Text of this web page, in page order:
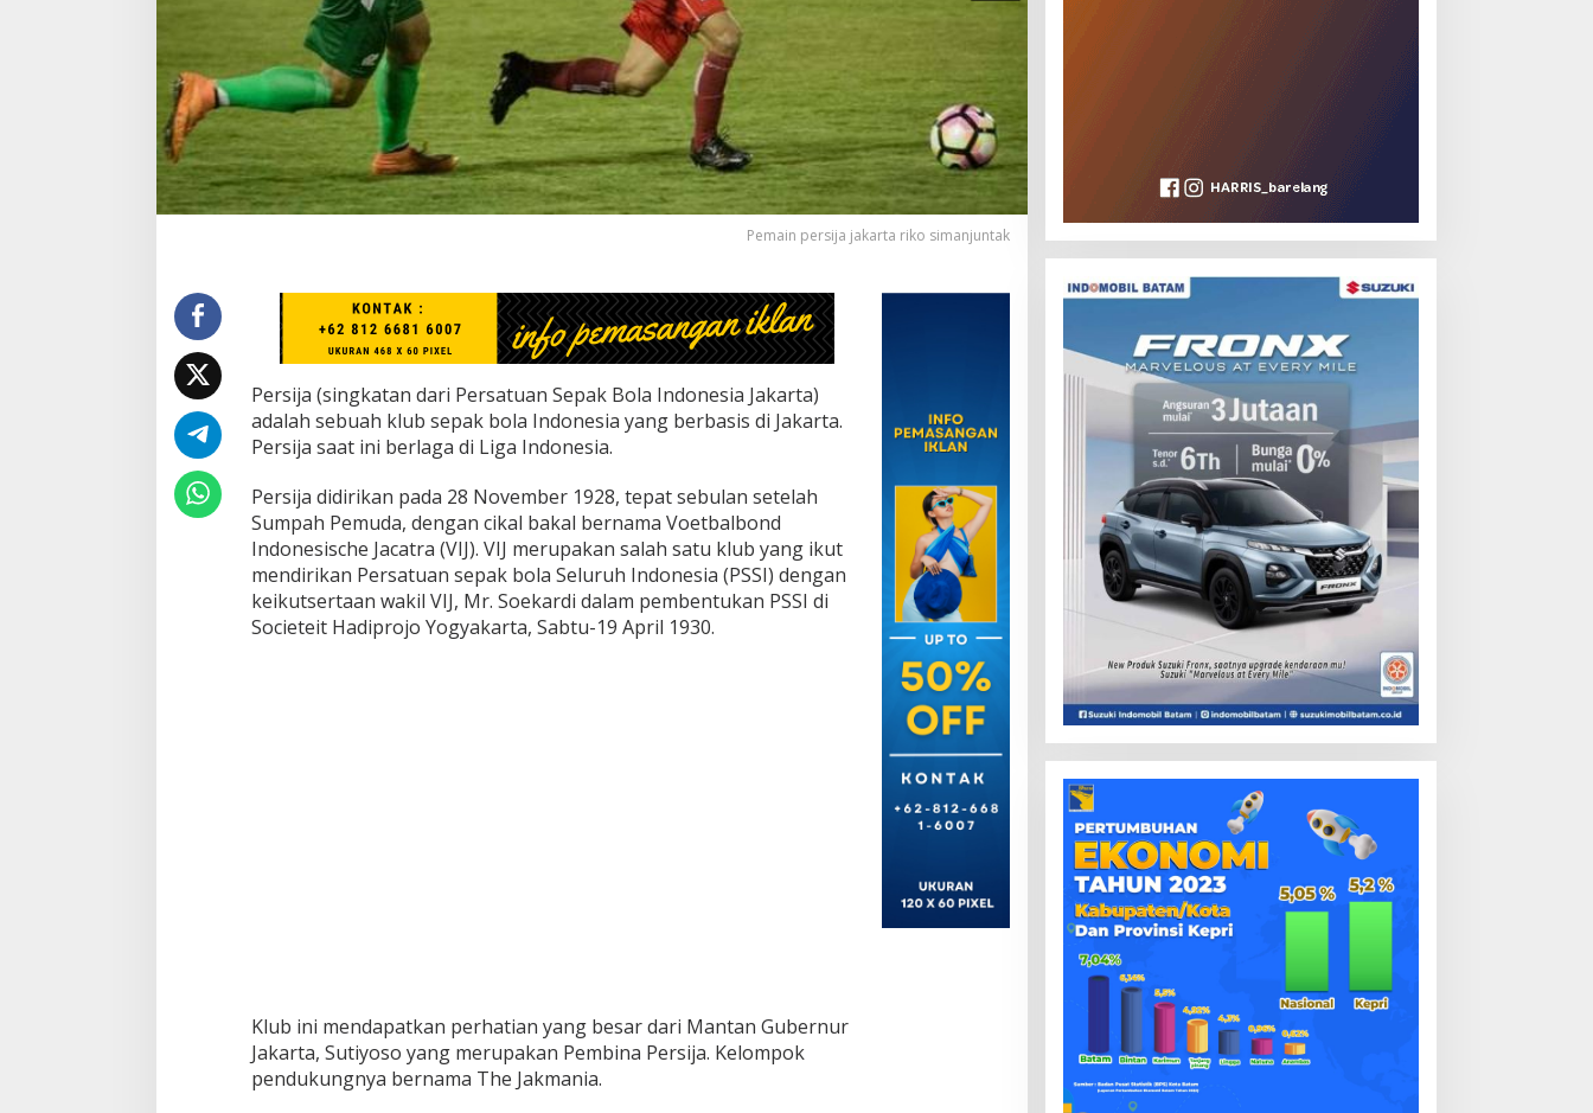
I
n
o
n
e
a
P
i
a
J
k
a
r
t
Pemain persija jakarta riko simanjuntak
Persija (singkatan dari Persatuan Sepak Bola Indonesia Jakarta)
adalah sebuah klub sepak bola Indonesia yang berbasis di Jakarta.
Persija saat ini berlaga di Liga Indonesia.
Persija didirikan pada 28 November 1928, tepat sebulan setelah
Sumpah Pemuda, dengan cikal bakal bernama Voetbalbond
Indonesische Jacatra (VIJ). VIJ merupakan salah satu klub yang ikut
mendirikan Persatuan sepak bola Seluruh Indonesia (PSSI) dengan
keikutsertaan wakil VIJ, Mr. Soekardi dalam pembentukan PSSI di
Societeit Hadiprojo Yogyakarta, Sabtu-19 April 1930.
Klub ini mendapatkan perhatian yang besar dari Mantan Gubernur
Jakarta, Sutiyoso yang merupakan Pembina Persija. Kelompok
pendukungnya bernama The Jakmania.